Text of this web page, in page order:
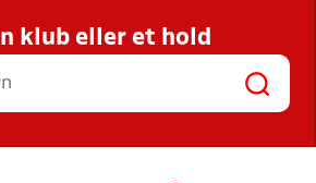
RESULTATER, KLUBBER OG
HOLD
klub eller et hold